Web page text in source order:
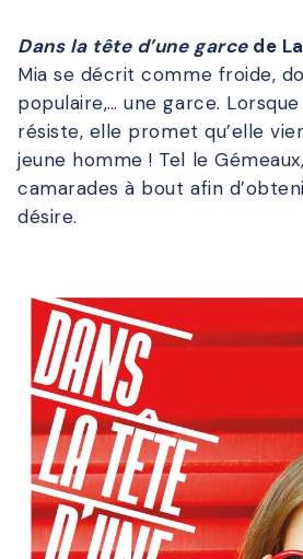
Dans la tête d’une garce de
Mia se décrit comme froide,
populaire,… une garce.
résiste, elle promet qu’elle
jeune homme ! Tel le
camarades à bout afin
désire.